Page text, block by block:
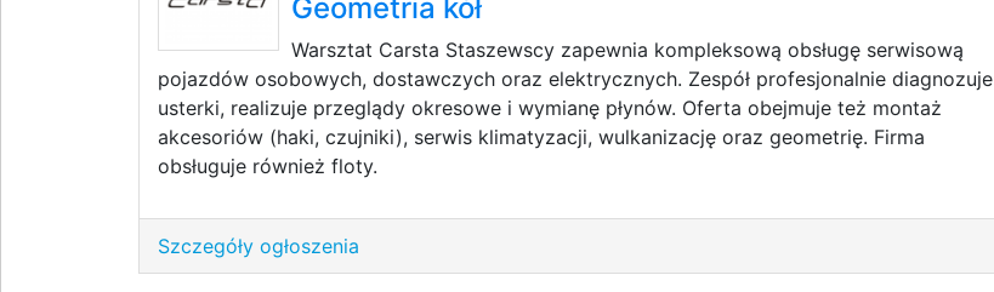
Geometria kół
Warsztat Carsta Staszewscy zapewnia kompleksową obsługę serwisową
pojazdów osobowych, dostawczych oraz elektrycznych. Zespół profesjonalnie diagnozuje
usterki, realizuje przeglądy okresowe i wymianę płynów. Oferta obejmuje też montaż
akcesoriów (haki, czujniki), serwis klimatyzacji, wulkanizację oraz geometrię. Firma
obsługuje również floty.
Szczegóły ogłoszenia